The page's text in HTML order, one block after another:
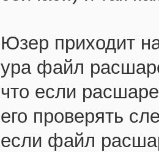
Юзер приходит
ура файл
что если
его проверять
если файл